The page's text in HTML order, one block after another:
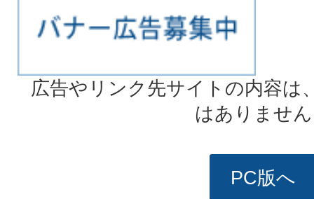
広告やリンク先サイトの内容は
はありませ
PC版へ